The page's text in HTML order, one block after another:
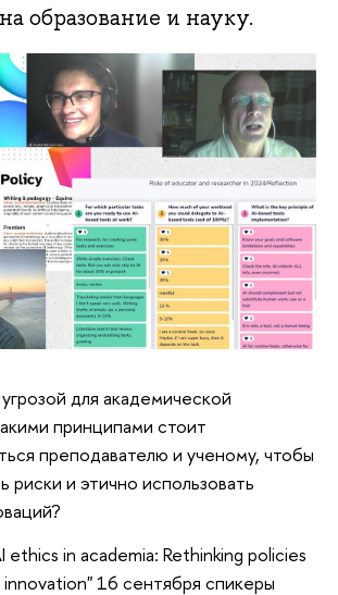
образование и науку.
для академической
принципами стоит
преподавателю и ученому, чтобы
риски и этично использовать
in academia: Rethinking policies
16 сентября спикеры